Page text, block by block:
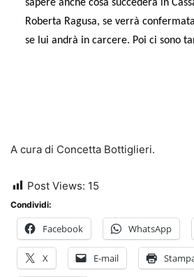
sapere anche cosa succederà in
Roberta Ragusa, se verrà
se lui andrà in carcere. Poi ci sono
A cura di Concetta Bottiglieri.
Post Views: 15
Condividi:
Facebook WhatsApp
X E-mail